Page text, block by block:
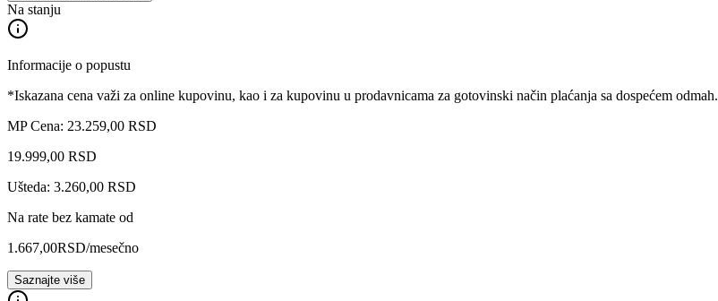
Na stanju
Informacije o popustu
*Iskazana cena važi za online kupovinu, kao i za kupovinu u prodavnicama za gotovinski način plaćanja sa dospećem odmah.
MP Cena: 23.259,00 RSD
19.999,00 RSD
Ušteda: 3.260,00 RSD
Na rate bez kamate od
1.667,00RSD/mesečno
Saznajte više